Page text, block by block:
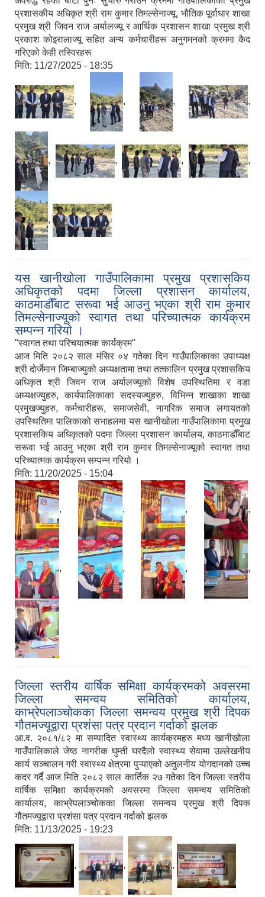
प्रशासकीय अधिकृत श्री राम कुमार तिमल्सेनाज्यू, भौतिक पूर्वाधार शाखा
प्रमुख श्री जिवन राज अर्यालज्यू र आर्थिक प्रशासन शाखा प्रमुख श्री
प्रकाश कोइरालाज्यू सहित अन्य कर्मचारीहरू अनुगमनको क्रममा कैद
गरिएको केही तस्विरहरू
मिति: 11/27/2025 - 18:35
, , , ,
, , , ,
,
यस खानीखोला गाउँपालिकामा प्रमुख प्रशासकिय
अधिकृतको पदमा जिल्ला प्रशासन कार्यालय,
काठमाडौँबाट सरूवा भई आउनु भएका श्री राम कुमार
तिमल्सेनाज्यूको स्वागत तथा परिच्यात्मक कार्यक्रम
सम्पन्न गरियो ।
"स्वागत तथा परिचयात्मक कार्यक्रम"
आज मिति २०८२ साल मंसिर ०४ गतेका दिन गाउँपालिकाका उपाध्यक्ष
श्री दोर्जेमान जिम्बाज्युको अध्यक्षतामा तथा तत्कालिन प्रमुख प्रशासकिय
अधिकृत श्री जिवन राज अर्यालज्यूको विशेष उपस्थितिमा र वडा
अध्यक्षज्युहरु, कार्यपालिकाका सदस्यज्युहरु, विभिन्न शाखाका शाखा
प्रमुखज्युहरु, कर्मचारीहरू, समाजसेवी, नागरिक समाज लगायतको
उपस्थितिमा पालिकाको सभाहलमा यस खानीखोला गाउँपालिकामा प्रमुख
प्रशासकिय अधिकृतको पदमा जिल्ला प्रशासन कार्यालय, काठमाडौँबाट
सरूवा भई आउनु भएका श्री राम कुमार तिमल्सेनाज्यूको स्वागत तथा
परिच्यात्मक कार्यक्रम सम्पन्न गरियो ।
मिति: 11/20/2025 - 15:04
, , , ,
, , , ,
जिल्ला स्तरीय वार्षिक समिक्षा कार्यक्रमको अवसरमा
जिल्ला समन्वय समितिको कार्यालय,
काभ्रेपलाञ्चोकका जिल्ला समन्वय प्रमुख श्री दिपक
गौतमज्यूद्वारा प्रशंसा पत्र प्रदान गर्दाको झलक
आ.व. २०८१/८२ मा सम्पादित स्वास्थ्य कार्यक्रमहरु मध्य खानीखोला
गाउँपालिकाले जेष्ठ नागरीक घुम्ती घरदैलो स्वास्थ्य सेवामा उल्लेखनीय
कार्य सञ्चालन गरी स्वास्थ्य क्षेत्रमा पुऱ्याएको अतुलनीय योगदानको उच्च
कदर गर्दै आज मिति २०८२ साल कार्तिक २७ गतेका दिन जिल्ला स्तरीय
वार्षिक समिक्षा कार्यक्रमको अवसरमा जिल्ला समन्वय समितिको
कार्यालय, काभ्रेपलाञ्चोकका जिल्ला समन्वय प्रमुख श्री दिपक
गौतमज्यूद्वारा प्रशंसा पत्र प्रदान गर्दाको झलक
मिति: 11/13/2025 - 19:23
, , ,